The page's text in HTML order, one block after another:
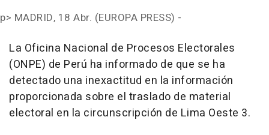
p> MADRID, 18 Abr. (EUROPA PRESS) -
La Oficina Nacional de Procesos Electorales
(ONPE) de Perú ha informado de que se ha
detectado una inexactitud en la información
proporcionada sobre el traslado de material
electoral en la circunscripción de Lima Oeste 3.